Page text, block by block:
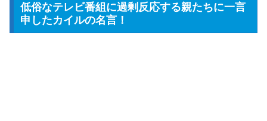
低俗なテレビ番組に過剰反応する親たちに一言
申したカイルの名言！